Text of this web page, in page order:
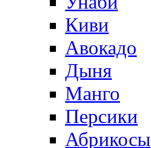
Киви
Авокадо
Дыня
Манго
Персики
Абрикосы